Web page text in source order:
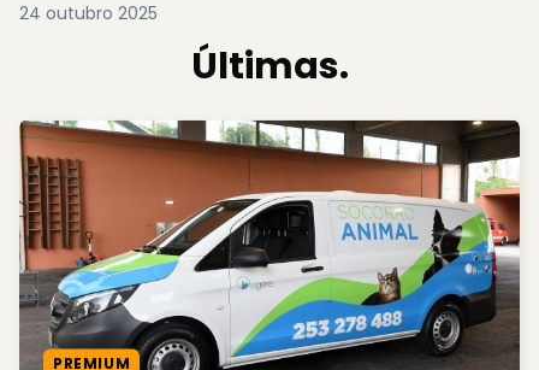
24 outubro 2025
Últimas.
PREMIUM